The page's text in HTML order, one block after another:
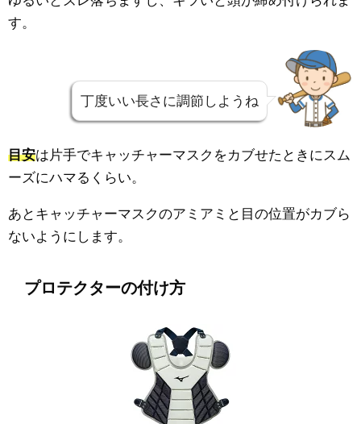
す。
丁度いい長さに調節しようね
目安は片手でキャッチャーマスクをカブせたときにスム
ーズにハマるくらい。
あとキャッチャーマスクのアミアミと目の位置がカブら
ないようにします。
プロテクターの付け方